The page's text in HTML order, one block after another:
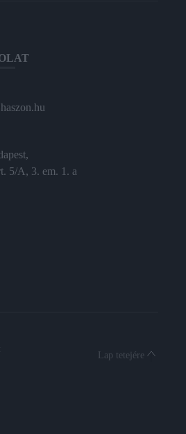
5/A, 3. em. 1. a
Lap tetejére